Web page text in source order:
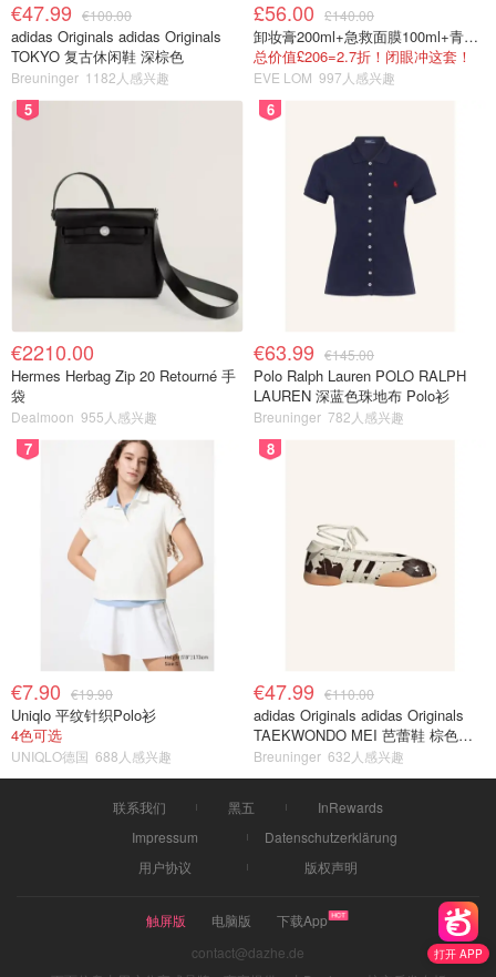
打开 APP
€47.99 €100.00
adidas Originals adidas Originals
TOKYO 复古休闲鞋 深棕色
Breuninger 1182人感兴趣
£56.00 £140.00
卸妆膏200ml+急救面膜100ml+青春面霜15ml
总价值£206=2.7折！闭眼冲这套！
EVE LOM 997人感兴趣
5
€2210.00
Hermes Herbag Zip 20 Retourné 手
袋
Dealmoon 955人感兴趣
6
€63.99 €145.00
Polo Ralph Lauren POLO RALPH
LAUREN 深蓝色珠地布 Polo衫
Breuninger 782人感兴趣
7
€7.90 €19.90
Uniqlo 平纹针织Polo衫
4色可选
UNIQLO德国 688人感兴趣
8
€47.99 €110.00
adidas Originals adidas Originals
TAEKWONDO MEI 芭蕾鞋 棕色米
色
Breuninger 632人感兴趣
联系我们 黑五
InRewards
Impressum
Datenschutzerklärung
用户协议
版权声明
触屏版 电脑版
下载App
contact@dazhe.de